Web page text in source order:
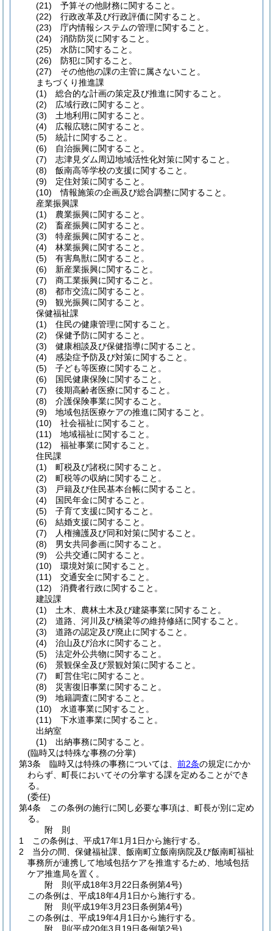
(21) 予算その他財務に関すること。
(22) 行政改革及び行政評価に関すること。
(23) 庁内情報システムの管理に関すること。
(24) 消防防災に関すること。
(25) 水防に関すること。
(26) 防犯に関すること。
(27) その他他の課の主管に属さないこと。
まちづくり推進課
(1) 総合的な計画の策定及び推進に関すること。
(2) 広域行政に関すること。
(3) 土地利用に関すること。
(4) 広報広聴に関すること。
(5) 統計に関すること。
(6) 自治振興に関すること。
(7) 志津見ダム周辺地域活性化対策に関すること。
(8) 飯南高等学校の支援に関すること。
(9) 定住対策に関すること。
(10) 情報施策の企画及び総合調整に関すること。
産業振興課
(1) 農業振興に関すること。
(2) 畜産振興に関すること。
(3) 特産振興に関すること。
(4) 林業振興に関すること。
(5) 有害鳥獣に関すること。
(6) 新産業振興に関すること。
(7) 商工業振興に関すること。
(8) 都市交流に関すること。
(9) 観光振興に関すること。
保健福祉課
(1) 住民の健康管理に関すること。
(2) 保健予防に関すること。
(3) 健康相談及び保健指導に関すること。
(4) 感染症予防及び対策に関すること。
(5) 子ども等医療に関すること。
(6) 国民健康保険に関すること。
(7) 後期高齢者医療に関すること。
(8) 介護保険事業に関すること。
(9) 地域包括医療ケアの推進に関すること。
(10) 社会福祉に関すること。
(11) 地域福祉に関すること。
(12) 福祉事業に関すること。
住民課
(1) 町税及び諸税に関すること。
(2) 町税等の収納に関すること。
(3) 戸籍及び住民基本台帳に関すること。
(4) 国民年金に関すること。
(5) 子育て支援に関すること。
(6) 結婚支援に関すること。
(7) 人権擁護及び同和対策に関すること。
(8) 男女共同参画に関すること。
(9) 公共交通に関すること。
(10) 環境対策に関すること。
(11) 交通安全に関すること。
(12) 消費者行政に関すること。
建設課
(1) 土木、農林土木及び建築事業に関すること。
(2) 道路、河川及び橋梁等の維持修繕に関すること。
(3) 道路の認定及び廃止に関すること。
(4) 治山及び治水に関すること。
(5) 法定外公共物に関すること。
(6) 景観保全及び景観対策に関すること。
(7) 町営住宅に関すること。
(8) 災害復旧事業に関すること。
(9) 地籍調査に関すること。
(10) 水道事業に関すること。
(11) 下水道事業に関すること。
出納室
(1) 出納事務に関すること。
(臨時又は特殊な事務の分掌)
第3条
臨時又は特殊の事務については、 前2条の規定にかか
わらず、町長においてその分掌する課を定めることができ
る。
(委任)
第4条
この条例の施行に関し必要な事項は、町長が別に定め
る。
附 則
1
この条例は、平成17年1月1日から施行する。
2
当分の間、保健福祉課、飯南町立飯南病院及び飯南町福祉
事務所が連携して地域包括ケアを推進するため、地域包括
ケア推進局を置く。
附 則(平成18年3月22日条例第4号)
この条例は、平成18年4月1日から施行する。
附 則(平成19年3月23日条例第4号)
この条例は、平成19年4月1日から施行する。
附 則(平成20年3月19日条例第2号)